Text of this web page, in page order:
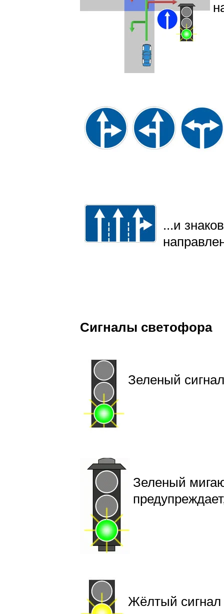
...и
Сигналы светофора
Зеленый
Зеленый
Жёлтый